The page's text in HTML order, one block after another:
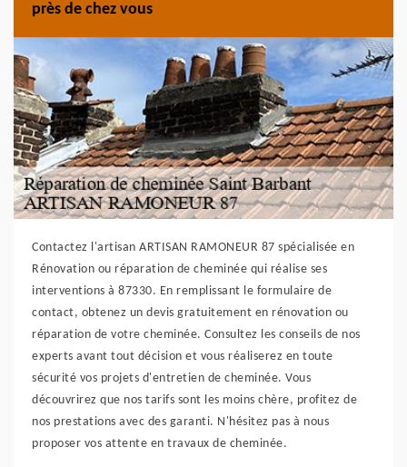
près de chez vous
Contactez l'artisan ARTISAN RAMONEUR 87 spécialisée en
Rénovation ou réparation de cheminée qui réalise ses
interventions à 87330. En remplissant le formulaire de
contact, obtenez un devis gratuitement en rénovation ou
réparation de votre cheminée. Consultez les conseils de nos
experts avant tout décision et vous réaliserez en toute
sécurité vos projets d'entretien de cheminée. Vous
découvrirez que nos tarifs sont les moins chère, profitez de
nos prestations avec des garanti. N'hésitez pas à nous
proposer vos attente en travaux de cheminée.